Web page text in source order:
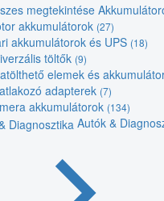
megtekintése
akkumulátorok (27)
akkumulátorok és UPS (18)
töltők (9)
elemek és
adapterek (7)
akkumulátorok (134)
Autók &